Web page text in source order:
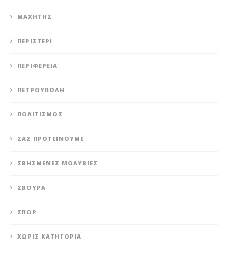
ΜΑΧΗΤΗΣ
ΠΕΡΙΣΤΈΡΙ
ΠΕΡΙΦΈΡΕΙΑ
ΠΕΤΡΟΎΠΟΛΗ
ΠΟΛΙΤΙΣΜΌΣ
ΣΑΣ ΠΡΟΤΕΊΝΟΥΜΕ
ΣΒΗΣΜΈΝΕΣ ΜΟΛΥΒΙΈΣ
ΣΒΟΎΡΑ
ΣΠΟΡ
ΧΩΡΊΣ ΚΑΤΗΓΟΡΊΑ